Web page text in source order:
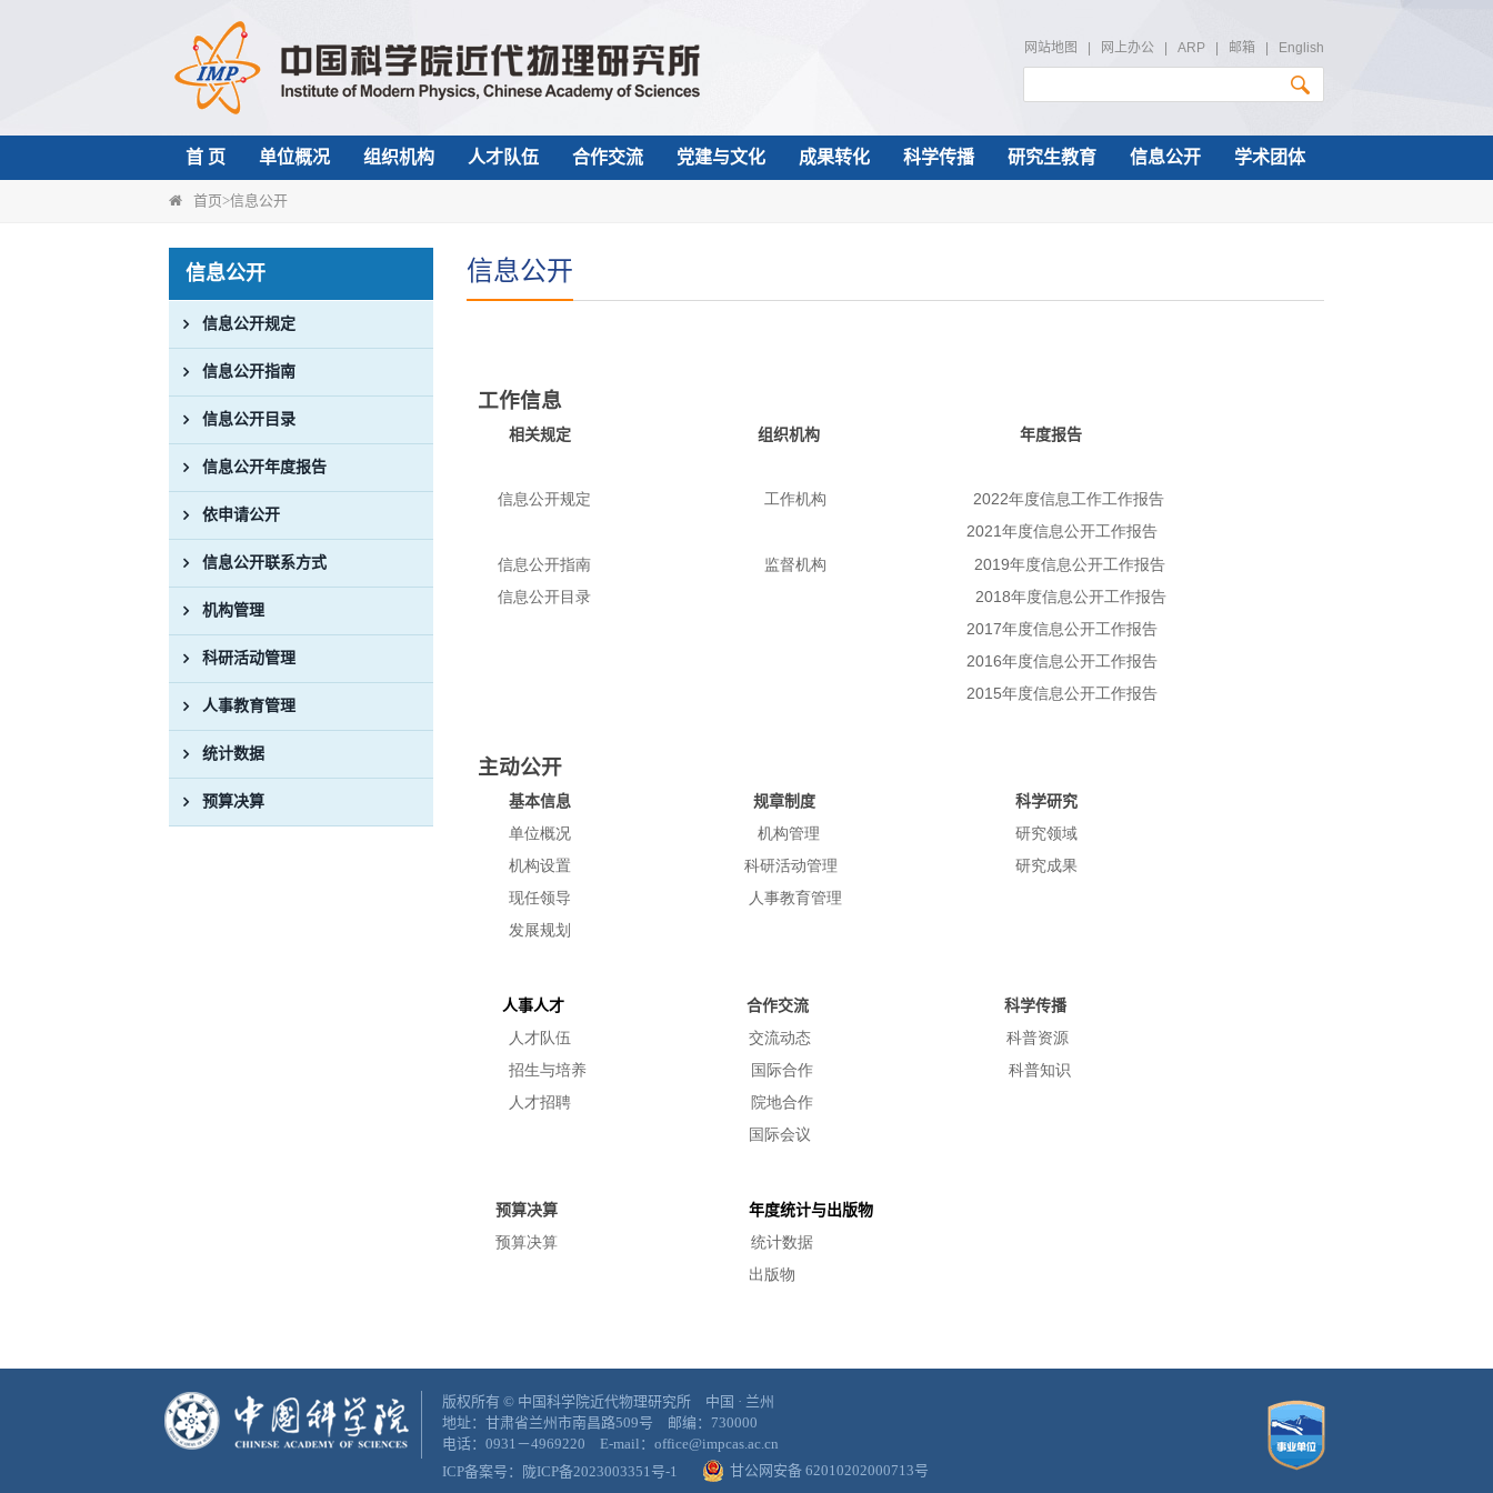
网站地图 网上办公| ARP| 邮箱 English
首 页 单位概况 组织机构 人才队伍 合作交流 党建与文化 成果转化 科学传播 研究生教育 信息公开 学术团体
首页>信息公开
信息公开
信息公开规定
信息公开指南
信息公开目录
信息公开年度报告
依申请公开
信息公开联系方式
机构管理
科研活动管理
人事教育管理
统计数据
预算决算
信息公开
工作信息
相关规定 组织机构 年度报告
信息公开规定 工作机构
2022年度信息工作工作报告
2021年度信息公开工作报告
信息公开指南
监督机构 2019年度信息公开工作报告
信息公开目录
2018年度信息公开工作报告
2017年度信息公开工作报告
2016年度信息公开工作报告
2015年度信息公开工作报告
主动公开
基本信息 规章制度
科学研究
单位概况
机构管理
研究领域
机构设置
科研活动管理
研究成果
现任领导
人事教育管理
发展规划
人事人才 合作交流
科学传播
人才队伍
交流动态
科普资源
招生与培养
国际合作 科普知识
人才招聘
院地合作
国际会议
预算决算
年度统计与出版物
预算决算
统计数据
出版物
版权所有 © 中国科学院近代物理研究所 中国 · 兰州
地址：甘肃省兰州市南昌路509号 邮编：730000
电话：0931－4969220 E-mail：office@impcas.ac.cn
ICP备案号：
陇ICP备2023003351号-1 甘公网安备 62010202000713号